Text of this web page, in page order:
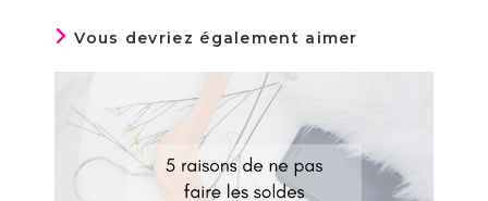
Vous devriez également aimer